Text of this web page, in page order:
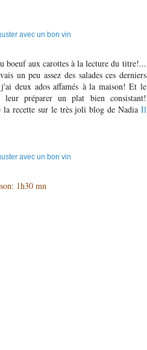
boeuf aux carottes à la lecture du titre!...
un peu assez des salades ces derniers
deux ados affamés à la maison! Et le
préparer un plat bien consistant!
recette sur le très joli blog de Nadia Il
1h30 mn